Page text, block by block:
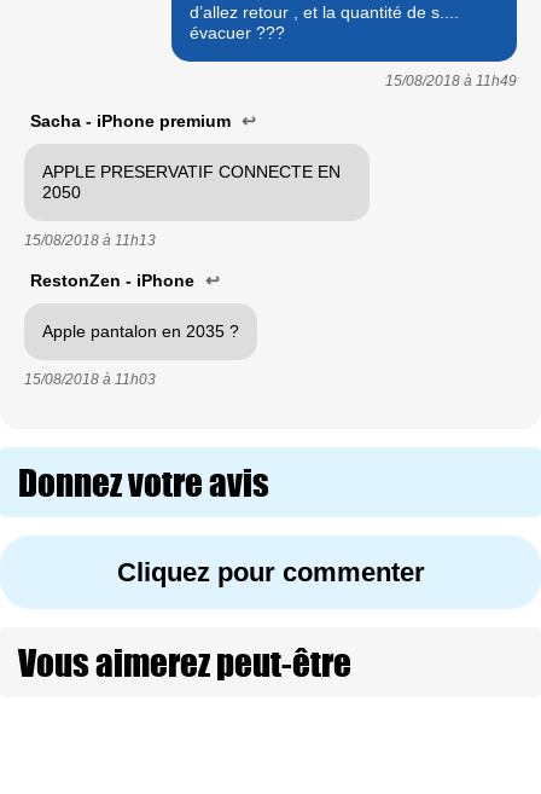
d’allez retour , et la quantité de s....
évacuer ???
15/08/2018 à 11h49
Sacha - iPhone premium ↩
APPLE PRESERVATIF CONNECTE EN
2050
15/08/2018 à 11h13
RestonZen - iPhone ↩
Apple pantalon en 2035 ?
15/08/2018 à 11h03
Donnez votre avis
Cliquez pour commenter
Vous aimerez peut-être